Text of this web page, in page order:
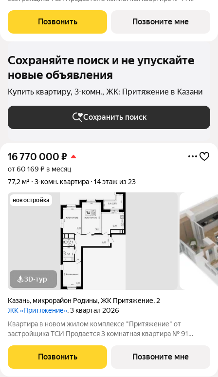
дома. О КОМПЛЕКСЕ ЖК «Притяжение» это комфорт и
эстетика в каждом метре. Четыре дома
Позвонить Позвоните мне
Сохраняйте поиск и не упускайте
новые объявления
Купить квартиру, 3-комн., ЖК: Притяжение в Казани
Сохранить поиск
16 770 000 ₽
от 60 169 ₽ в месяц
77,2 м²
3-комн. квартира 14 этаж из 23
новостройка
3D-тур
Казань, микрорайон Родины,ЖК Притяжение, 2
ЖК «Притяжение», 3 квартал 2026
Квартира в новом жилом комплексе "Притяжение" от
застройщика ТСИ Продается 3 комнатная квартира № 91
дома. О КОМПЛЕКСЕ ЖК «Притяжение» это комфорт и
эстетика в каждом метре. Четыре дома
Позвонить Позвоните мне